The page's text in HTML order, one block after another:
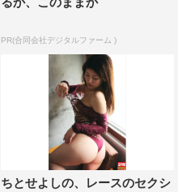
PR(合同会社デジタルファーム )
ちとせよしの、レースのセクシ